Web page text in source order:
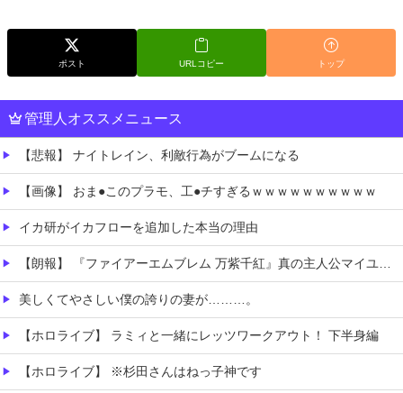
ポスト URLコピー トップ
管理人オススメニュース
【悲報】 ナイトレイン、利敵行為がブームになる
【画像】 おま●このプラモ、工●チすぎるｗｗｗｗｗｗｗｗｗｗ
イカ研がイカフローを追加した本当の理由
【朗報】 『ファイアーエムブレム 万紫千紅』真の主人公マイユニはキャラメイクが可能
美しくてやさしい僕の誇りの妻が………。
【ホロライブ】 ラミィと一緒にレッツワークアウト！ 下半身編
【ホロライブ】 ※杉田さんはねっ子神です